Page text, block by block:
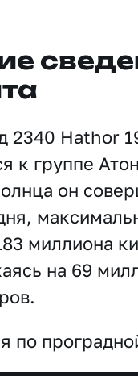
2340 Hathor
к группе
он
миллиона
на 69
по